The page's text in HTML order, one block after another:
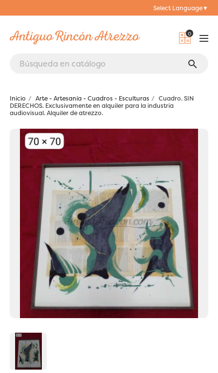
Select Language▼
0
search
Inicio Arte - Artesanía - Cuadros - Esculturas
Cuadro. SIN
DERECHOS. Exclusivamente en alquiler para la industria
audiovisual. Alquiler de atrezzo.